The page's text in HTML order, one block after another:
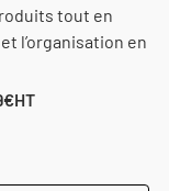
tout en
l’organisation en